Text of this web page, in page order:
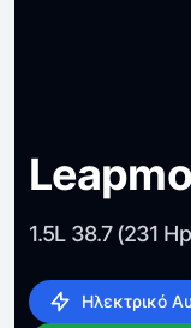
1.5L 38.7 (231
Ηλεκτρικό